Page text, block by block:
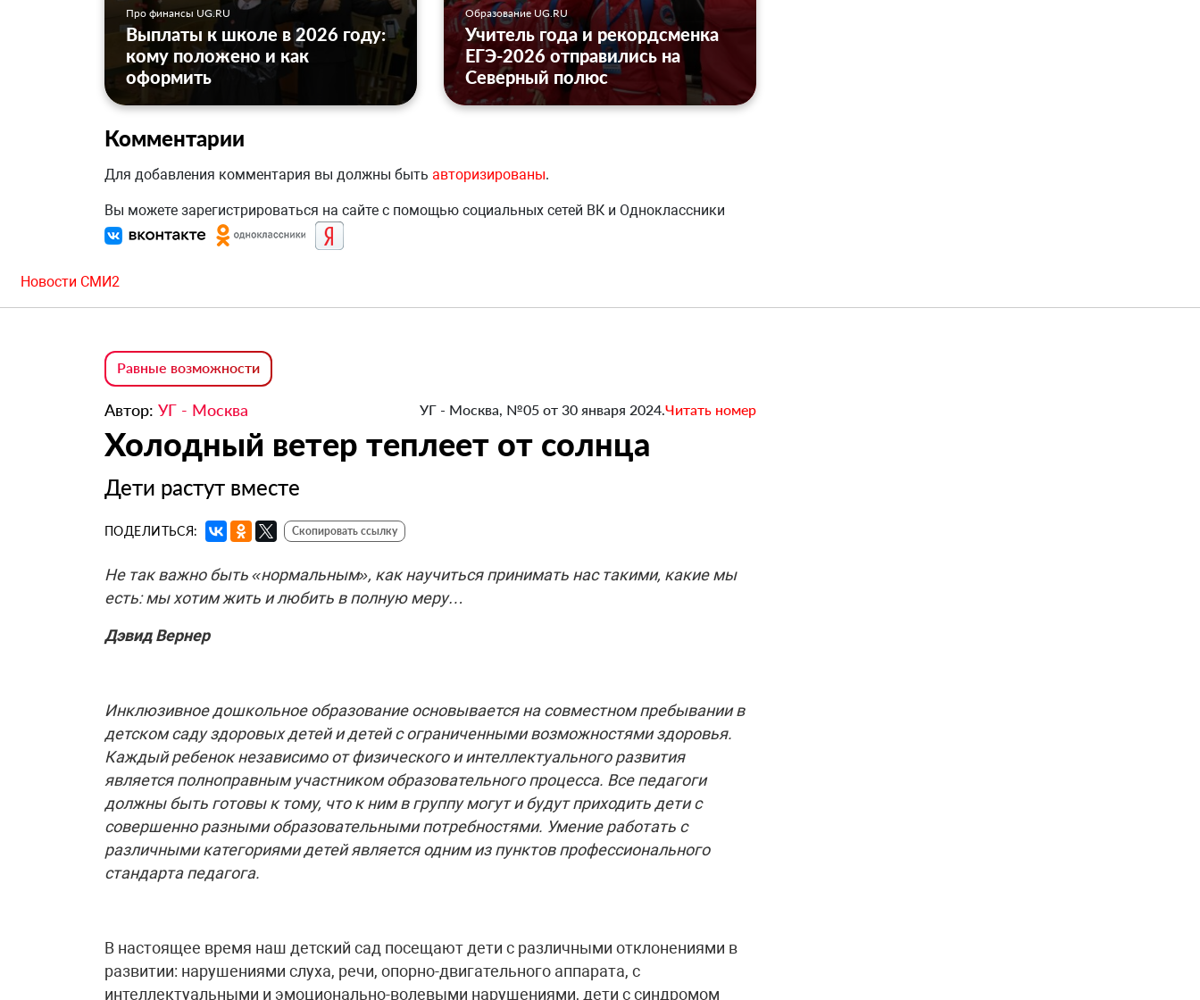
Про финансы UG.RU
Выплаты к школе в 2026 году:
кому положено и как
оформить
Образование UG.RU
Учитель года и рекордсменка
ЕГЭ-2026 отправились на
Северный полюс
Комментарии
Для добавления комментария вы должны быть авторизированы.
Вы можете зарегистрироваться на сайте с помощью социальных сетей ВК и Одноклассники
Новости СМИ2
Равные возможности
Автор: УГ - Москва УГ - Москва, №05 от 30 января 2024.Читать номер
Холодный ветер теплеет от солнца
Дети растут вместе
ПОДЕЛИТЬСЯ: Скопировать ссылку
Не так важно быть «нормальным», как научиться принимать нас такими, какие мы
есть: мы хотим жить и любить в полную меру…
Дэвид Вернер
Инклюзивное дошкольное образование основывается на совместном пребывании в
детском саду здоровых детей и детей с ограниченными возможностями здоровья.
Каждый ребенок независимо от физического и интеллектуального развития
является полноправным участником образовательного процесса. Все педагоги
должны быть готовы к тому, что к ним в группу могут и будут приходить дети с
совершенно разными образовательными потребностями. Умение работать с
различными категориями детей является одним из пунктов профессионального
стандарта педагога.
В настоящее время наш детский сад посещают дети с различными отклонениями в
развитии: нарушениями слуха, речи, опорно-двигательного аппарата, с
интеллектуальными и эмоционально-волевыми нарушениями, дети с синдромом